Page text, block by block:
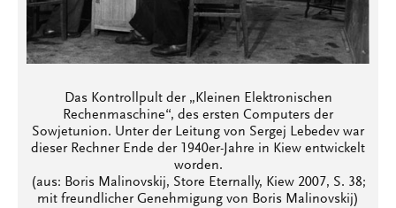
Das Kontrollpult der „Kleinen Elektronischen
Rechenmaschine“, des ersten Computers der
Sowjetunion. Unter der Leitung von Sergej Lebedev war
dieser Rechner Ende der 1940er-Jahre in Kiew entwickelt
worden.
(aus: Boris Malinovskij, Store Eternally, Kiew 2007, S. 38;
mit freundlicher Genehmigung von Boris Malinovskij)